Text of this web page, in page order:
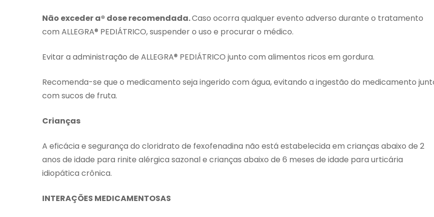
Não exceder a® dose recomendada.Caso ocorra qualquer evento adverso durante o tratamento
com ALLEGRA® PEDIÁTRICO, suspender o uso e procurar o médico.
Evitar a administração de ALLEGRA® PEDIÁTRICO junto com alimentos ricos em gordura.
Recomenda-se que o medicamento seja ingerido com água, evitando a ingestão do medicamento
com sucos de fruta.
Crianças
A eficácia e segurança do cloridrato de fexofenadina não está estabelecida em crianças abaixo de 2
anos de idade para rinite alérgica sazonal e crianças abaixo de 6 meses de idade para urticária
idiopática crônica.
INTERAÇÕES MEDICAMENTOSAS